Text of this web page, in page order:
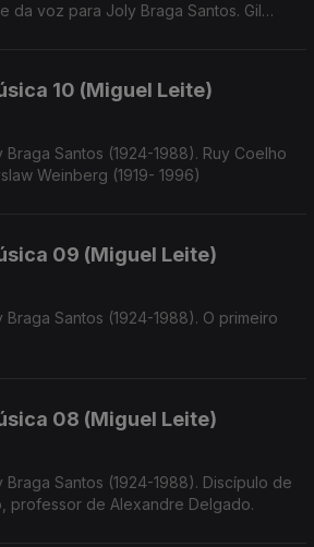
da voz para Joly Braga Santos. Gil
10 (Miguel Leite)
Santos (1924-1988). Ruy Coelho
Weinberg (1919- 1996)
09 (Miguel Leite)
Santos (1924-1988). O primeiro
08 (Miguel Leite)
Santos (1924-1988). Discípulo de
professor de Alexandre Delgado.